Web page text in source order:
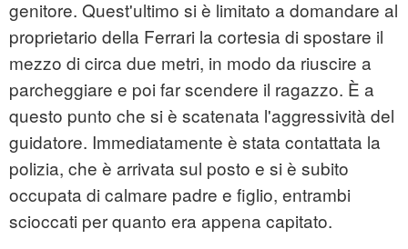
genitore. Quest'ultimo si è limitato a domandare al
proprietario della Ferrari la cortesia di spostare il
mezzo di circa due metri, in modo da riuscire a
parcheggiare e poi far scendere il ragazzo. È a
questo punto che si è scatenata l'aggressività del
guidatore. Immediatamente è stata contattata la
polizia, che è arrivata sul posto e si è subito
occupata di calmare padre e figlio, entrambi
scioccati per quanto era appena capitato.